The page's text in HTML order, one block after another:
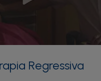
Regressiva